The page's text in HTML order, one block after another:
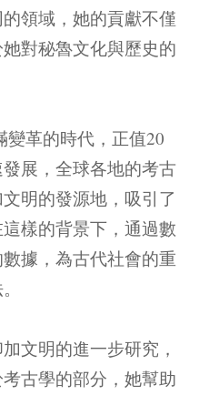
領域，她的貢獻不僅
對秘魯文化與歷史的
變革的時代，正值20
展，全球各地的考古
明的發源地，吸引了
樣的背景下，通過數
據，為古代社會的重
文明的進一步研究，
古學的部分，她幫助